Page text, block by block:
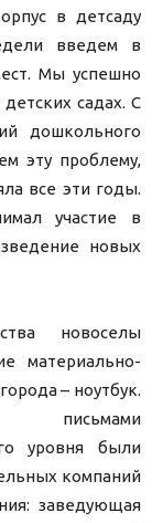
в детсаду
введем в
Мы успешно
садах. С
дошкольного
эту проблему,
все эти годы.
участие в
новых
новоселы
материально-
– ноутбук.
письмами
уровня были
компаний
заведующая